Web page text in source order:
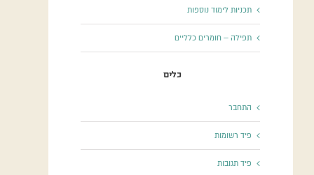
תכניות לימוד נוספות
תפילה – חומרים כלליים
כלים
התחבר
פיד רשומות
פיד תגובות